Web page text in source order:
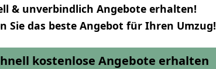
& unverbindlich Angebote erhalten!
Sie das beste Angebot für Ihren Umzug!
kostenlose Angebote erhalten